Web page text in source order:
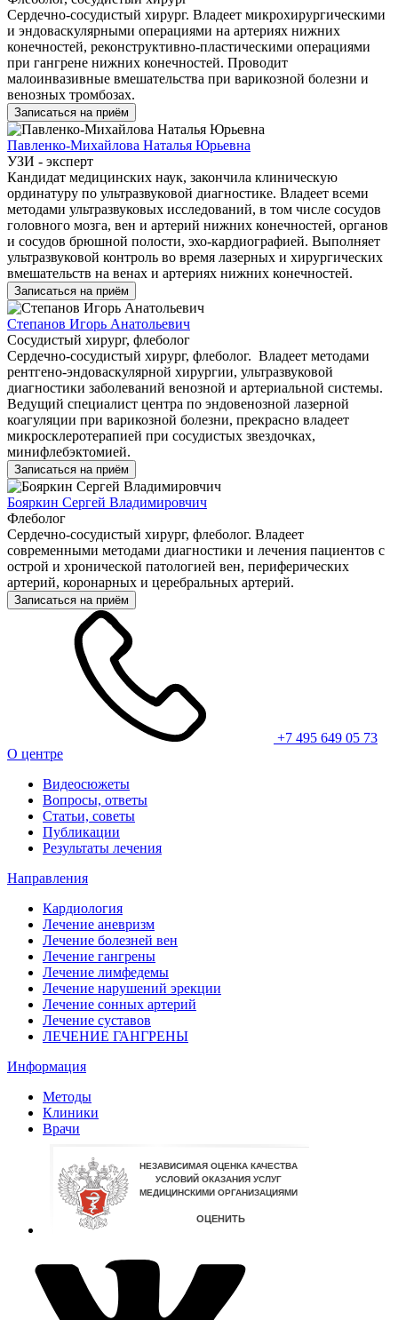
Сердечно-сосудистый хирург. Владеет микрохирургическими
и эндоваскулярными операциями на артериях нижних
конечностей, реконструктивно-пластическими операциями
при гангрене нижних конечностей. Проводит
малоинвазивные вмешательства при варикозной болезни и
венозных тромбозах.
Записаться на приём
Павленко-Михайлова Наталья Юрьевна
УЗИ - эксперт
Кандидат медицинских наук, закончила клиническую
ординатуру по ультразвуковой диагностике. Владеет всеми
методами ультразвуковых исследований, в том числе сосудов
головного мозга, вен и артерий нижних конечностей, органов
и сосудов брюшной полости, эхо-кардиографией. Выполняет
ультразвуковой контроль во время лазерных и хирургических
вмешательств на венах и артериях нижних конечностей.
Записаться на приём
Степанов Игорь Анатольевич
Сосудистый хирург, флеболог
Сердечно-сосудистый хирург, флеболог. Владеет методами
рентгено-эндоваскулярной хирургии, ультразвуковой
диагностики заболеваний венозной и артериальной системы.
Ведущий специалист центра по эндовенозной лазерной
коагуляции при варикозной болезни, прекрасно владеет
микросклеротерапией при сосудистых звездочках,
минифлебэктомией.
Записаться на приём
Бояркин Сергей Владимировчич
Флеболог
Сердечно-сосудистый хирург, флеболог. Владеет
современными методами диагностики и лечения пациентов с
острой и хронической патологией вен, периферических
артерий, коронарных и церебральных артерий.
Записаться на приём
+7 495 649 05 73
О центре
Видеосюжеты
Вопросы, ответы
Статьи, советы
Публикации
Результаты лечения
Направления
Кардиология
Лечение аневризм
Лечение болезней вен
Лечение гангрены
Лечение лимфедемы
Лечение нарушений эрекции
Лечение сонных артерий
Лечение суставов
ЛЕЧЕНИЕ ГАНГРЕНЫ
Информация
Методы
Клиники
Врачи